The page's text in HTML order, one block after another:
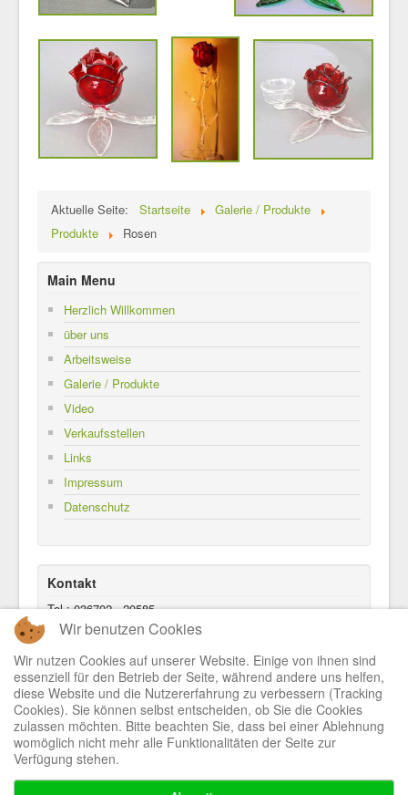
Aktuelle Seite: Startseite
Galerie / Produkte
Produkte
Rosen
Main Menu
Herzlich Willkommen
über uns
Arbeitsweise
Galerie / Produkte
Video
Verkaufsstellen
Links
Impressum
Datenschutz
Kontakt
Tel.: 036702 - 20585
Fax: 036702 - 319203
Wir benutzen Cookies
Wir nutzen Cookies auf unserer Website. Einige von ihnen sind
essenziell für den Betrieb der Seite, während andere uns helfen,
diese Website und die Nutzererfahrung zu verbessern (Tracking
Cookies). Sie können selbst entscheiden, ob Sie die Cookies
zulassen möchten. Bitte beachten Sie, dass bei einer Ablehnung
womöglich nicht mehr alle Funktionalitäten der Seite zur
Verfügung stehen.